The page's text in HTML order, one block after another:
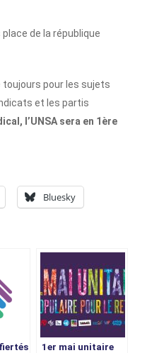
de la république
pour les sujets
et les partis
l’UNSA sera en 1ère
Bluesky
1er mai unitaire